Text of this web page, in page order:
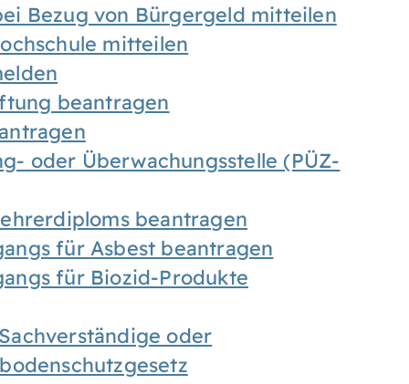
Bezug von Bürgergeld mitteilen
mitteilen
beantragen
oder Überwachungsstelle (PÜZ-
beantragen
für Asbest beantragen
für Biozid-Produkte
oder